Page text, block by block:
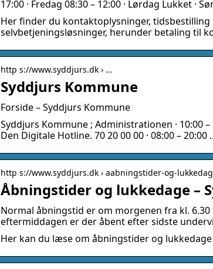
17:00 · Fredag 08:30 – 12:00 · Lørdag Lukket ·
Her finder du kontaktoplysninger,
selvbetjeningsløsninger, herunder betaling til
http s://www.syddjurs.dk › …
Syddjurs Kommune
Forside – Syddjurs Kommune
Syddjurs Kommune ; Administrationen · 10:00 –
Den Digitale Hotline. 70 20 00 00 · 08:00 – 20:00
http s://www.syddjurs.dk › aabningstider-og-
Åbningstider og lukkedage –
Normal åbningstid er om morgenen fra kl.
eftermiddagen er der åbent efter sidste
Her kan du læse om åbningstider og lukkedage